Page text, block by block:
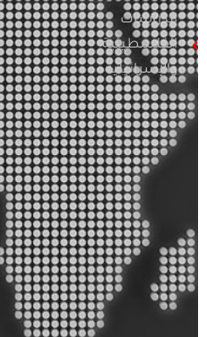
الدراسات
الفلسطينية
والإسرائيلية